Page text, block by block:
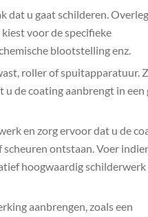
dat u gaat schilderen.
voor de specifieke
blootstelling enz.
roller of spuitapparatuur.
de coating aanbrengt in een
en zorg ervoor dat u de
ontstaan. Voer
hoogwaardig schilderwerk
aanbrengen, zoals een